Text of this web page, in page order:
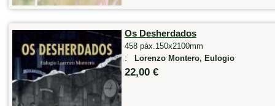
Os Desherdados
458 páx.150x2100mm
: Lorenzo Montero, Eulogio
22,00 €